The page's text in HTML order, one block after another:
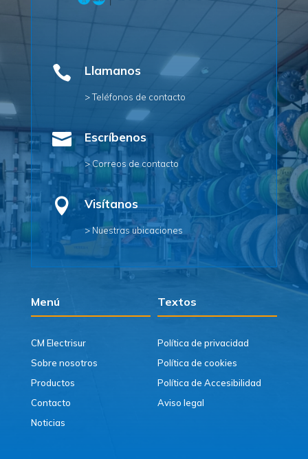
 Llamanos
> Teléfonos de contacto
 Escríbenos
> Correos de contacto
 Visítanos
> Nuestras ubicaciones
Menú Textos
CM Electrisur
Sobre nosotros
Productos
Contacto
Noticias
Política de privacidad
Política de cookies
Política de Accesibilidad
Aviso legal